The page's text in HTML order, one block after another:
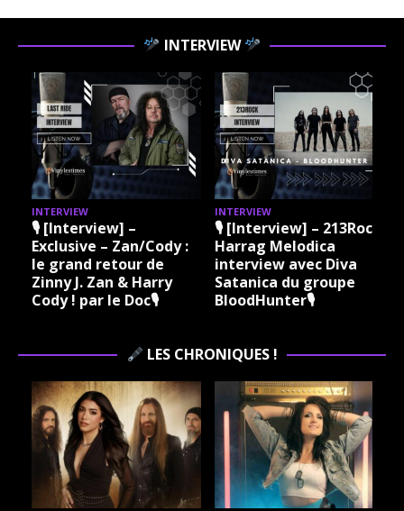
INTERVIEW
INTERVIEW
🎙 [Interview] –
Exclusive – Zan/Cody :
le grand retour de
Zinny J. Zan & Harry
Cody ! par le Doc🎙
INTERVIEW
🎙 [Interview] – 213Rock
Harrag Melodica
interview avec Diva
Satanica du groupe
BloodHunter🎙
LES CHRONIQUES !